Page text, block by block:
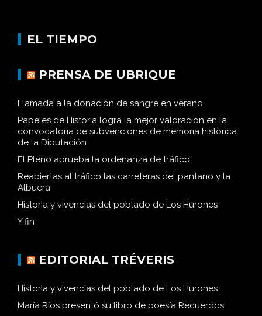
EL TIEMPO
PRENSA DE UBRIQUE
Llamada a la donación de sangre en verano
Papeles de Historia logra la mejor valoración en la
convocatoria de subvenciones de memoria histórica
de la Diputación
El Pleno aprueba la ordenanza de tráfico
Reabiertas al tráfico las carreteras del pantano y la
Albuera
Historia y vivencias del poblado de Los Hurones
Y fin
EDITORIAL TRÉVERIS
Historia y vivencias del poblado de Los Hurones
María Ríos presentó su libro de poesía Recuerdos